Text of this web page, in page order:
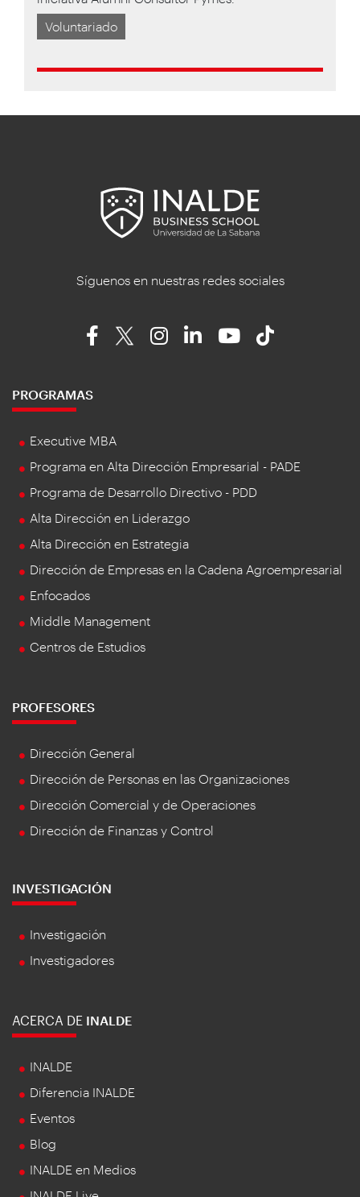
Voluntariado
Síguenos en nuestras redes sociales
PROGRAMAS
Executive MBA
Programa en Alta Dirección Empresarial - PADE
Programa de Desarrollo Directivo - PDD
Alta Dirección en Liderazgo
Alta Dirección en Estrategia
Dirección de Empresas en la Cadena Agroempresarial
Enfocados
Middle Management
Centros de Estudios
PROFESORES
Dirección General
Dirección de Personas en las Organizaciones
Dirección Comercial y de Operaciones
Dirección de Finanzas y Control
INVESTIGACIÓN
Investigación
Investigadores
ACERCA DE INALDE
INALDE
Diferencia INALDE
Eventos
Blog
INALDE en Medios